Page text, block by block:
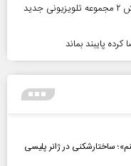
هنرمند منحصر‌به‌فردی را از دست دادیم/ پخش ۲ مجموعه تلویزیونی جدید
پایبند بماند
ساختارشکنی در ژانر پلیسی